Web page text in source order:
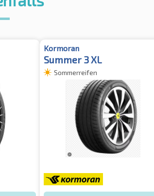
Kormoran
Summer 3 XL
Sommerreifen